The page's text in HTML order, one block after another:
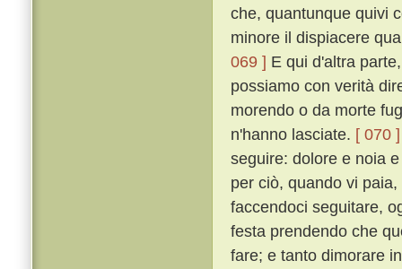
che, quantunque quivi
minore il dispiacere
069 ] E qui d'altra
possiamo con verità
morendo o da morte
n'hanno lasciate. [ 070 ]
seguire: dolore e noia
per ciò, quando vi
faccendoci seguitare,
festa prendendo che
fare; e tanto dimorare